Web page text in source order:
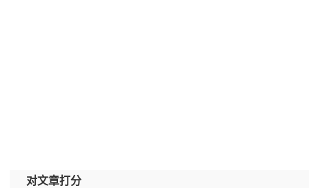
对文章打分